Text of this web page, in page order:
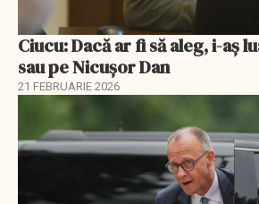
Ciucu: Dacă ar fi să aleg, i-aș
sau pe Nicușor Dan
21 FEBRUARIE 2026